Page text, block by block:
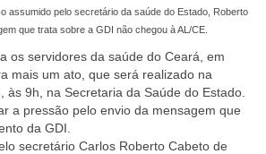
assumido pelo secretário da saúde do Estado, Roberto
que trata sobre a GDI não chegou à AL/CE.
os servidores da saúde do Ceará, em
mais um ato, que será realizado na
às 9h, na Secretaria da Saúde do Estado.
a pressão pelo envio da mensagem que
da GDI.
secretário Carlos Roberto Cabeto de